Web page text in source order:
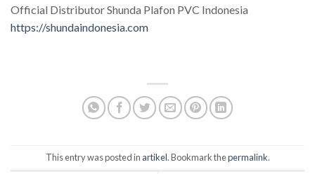
Official Distributor Shunda Plafon PVC Indonesia
https://shundaindonesia.com
This entry was posted in artikel. Bookmark thepermalink.